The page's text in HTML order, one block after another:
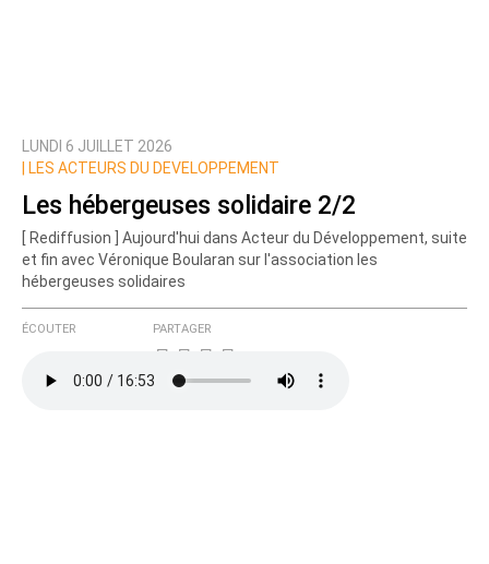
Prévenez-moi de tous les nouveaux commentaires
LUNDI 6 JUILLET 2026
LES ACTEURS DU DEVELOPPEMENT
Les hébergeuses solidaire 2/2
[ Rediffusion ] Aujourd'hui dans Acteur du Développement, suite
et fin avec Véronique Boularan sur l'association les
hébergeuses solidaires
ÉCOUTER PARTAGER